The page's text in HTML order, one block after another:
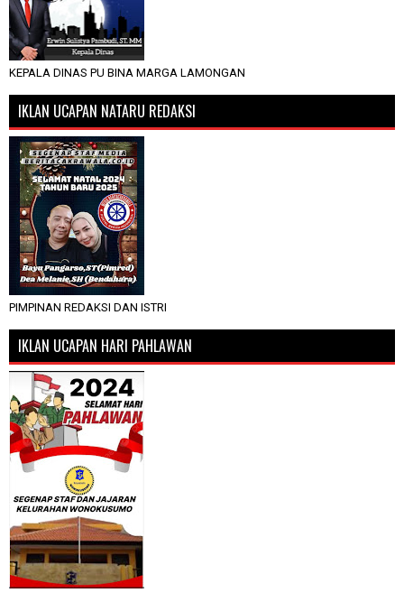
KEPALA DINAS PU BINA MARGA LAMONGAN
IKLAN UCAPAN NATARU REDAKSI
PIMPINAN REDAKSI DAN ISTRI
IKLAN UCAPAN HARI PAHLAWAN